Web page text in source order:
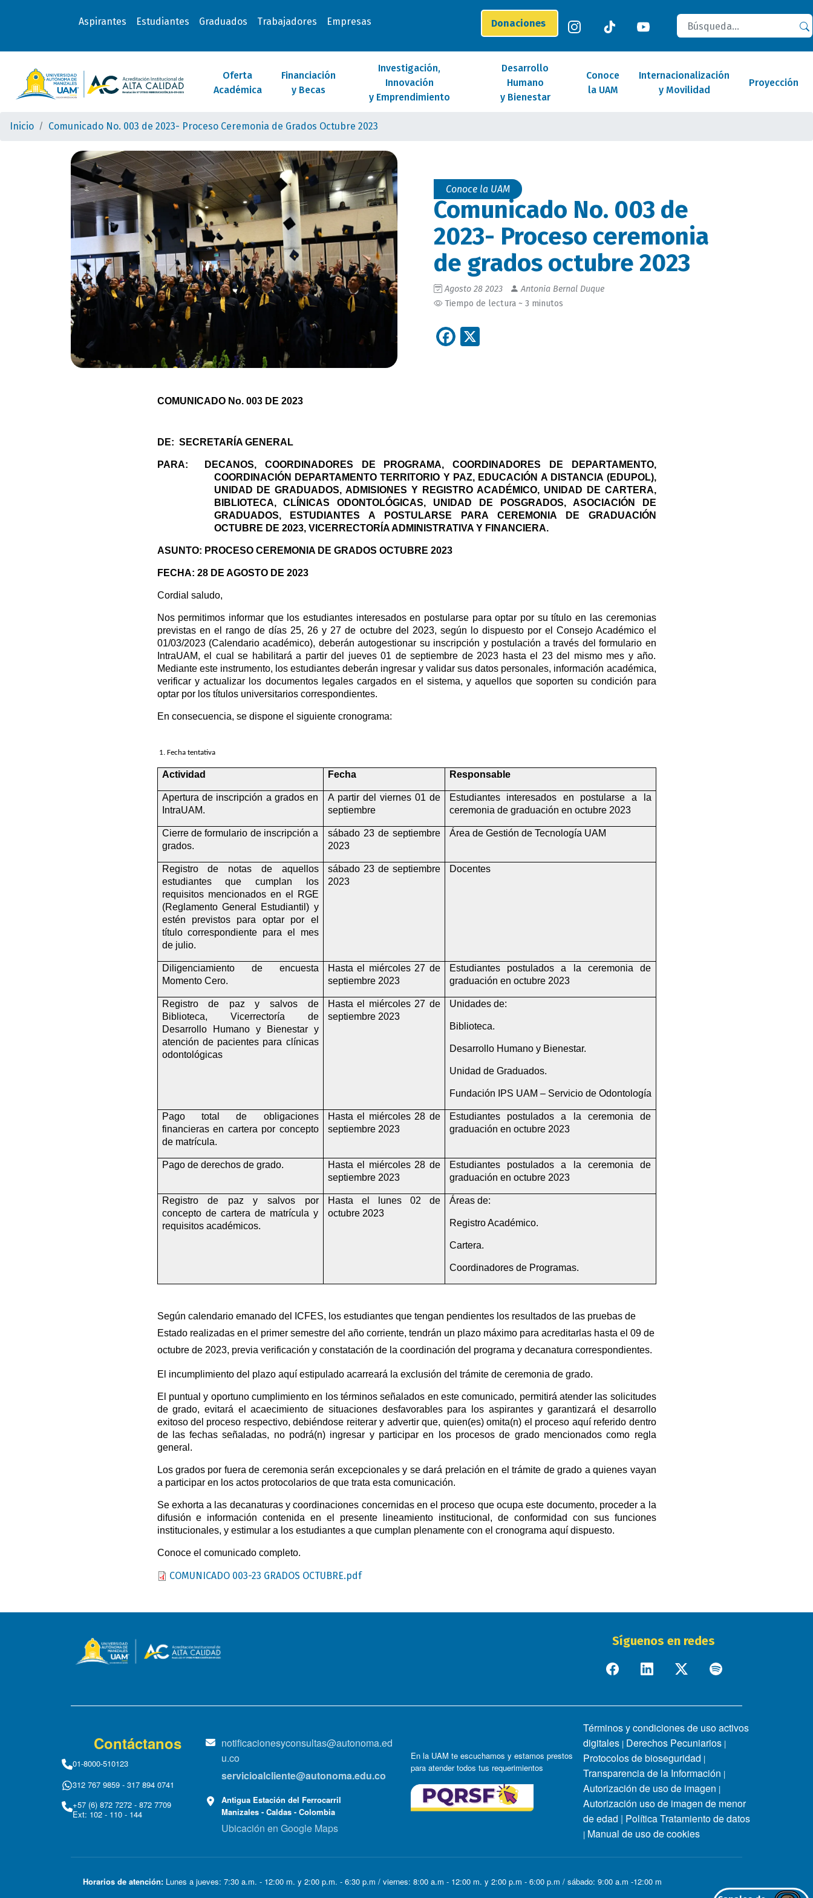
Aspirantes Estudiantes Graduados Trabajadores Empresas Donaciones
Buscar
Oferta
Académica
Financiación
y Becas
Investigación,
Innovación
y Emprendimiento
Desarrollo
Humano
y Bienestar
Conoce
la UAM
Internacionalización
y Movilidad
Proyección
Inicio Comunicado No. 003 de 2023- Proceso Ceremonia de Grados Octubre 2023
Conoce la UAM
Comunicado No. 003 de
2023- Proceso ceremonia
de grados octubre 2023
Agosto 28 2023
Antonia Bernal Duque
Tiempo de lectura ~ 3 minutos
Facebook
COMUNICADO No. 003 DE 2023
DE: SECRETARÍA GENERAL
PARA:
DECANOS, COORDINADORES DE PROGRAMA, COORDINADORES DE DEPARTAMENTO,
COORDINACIÓN DEPARTAMENTO TERRITORIO Y PAZ, EDUCACIÓN A DISTANCIA (EDUPOL),
UNIDAD DE GRADUADOS, ADMISIONES Y REGISTRO ACADÉMICO, UNIDAD DE CARTERA,
BIBLIOTECA, CLÍNICAS ODONTOLÓGICAS, UNIDAD DE POSGRADOS, ASOCIACIÓN DE
GRADUADOS, ESTUDIANTES A POSTULARSE PARA CEREMONIA DE GRADUACIÓN
OCTUBRE DE 2023, VICERRECTORÍA ADMINISTRATIVA Y FINANCIERA.
ASUNTO: PROCESO CEREMONIA DE GRADOS OCTUBRE 2023
FECHA: 28 DE AGOSTO DE 2023
Cordial saludo,
Nos permitimos informar que los estudiantes interesados en postularse para optar por su título en las ceremonias
previstas en el rango de días 25, 26 y 27 de octubre del 2023, según lo dispuesto por el Consejo Académico el
01/03/2023 (Calendario académico), deberán autogestionar su inscripción y postulación a través del formulario en
IntraUAM, el cual se habilitará a partir del jueves 01 de septiembre de 2023 hasta el 23 del mismo mes y año.
Mediante este instrumento, los estudiantes deberán ingresar y validar sus datos personales, información académica,
verificar y actualizar los documentos legales cargados en el sistema, y aquellos que soporten su condición para
optar por los títulos universitarios correspondientes.
En consecuencia, se dispone el siguiente cronograma:
1. Fecha tentativa
Actividad Fecha Responsable
Apertura de inscripción a grados en
IntraUAM.
A partir del viernes 01 de
septiembre
Estudiantes interesados en postularse a la
ceremonia de graduación en octubre 2023
Cierre de formulario de inscripción a
grados.
sábado 23 de septiembre
2023
Área de Gestión de Tecnología UAM
Registro de notas de aquellos
estudiantes que cumplan los
requisitos mencionados en el RGE
(Reglamento General Estudiantil) y
estén previstos para optar por el
título correspondiente para el mes
de julio.
sábado 23 de septiembre
2023
Docentes
Diligenciamiento de encuesta
Momento Cero.
Hasta el miércoles 27 de
septiembre 2023
Estudiantes postulados a la ceremonia de
graduación en octubre 2023
Registro de paz y salvos de
Biblioteca, Vicerrectoría de
Desarrollo Humano y Bienestar y
atención de pacientes para clínicas
odontológicas
Hasta el miércoles 27 de
septiembre 2023
Unidades de:
Biblioteca.
Desarrollo Humano y Bienestar.
Unidad de Graduados.
Fundación IPS UAM – Servicio de Odontología
Pago total de obligaciones
financieras en cartera por concepto
de matrícula.
Hasta el miércoles 28 de
septiembre 2023
Estudiantes postulados a la ceremonia de
graduación en octubre 2023
Pago de derechos de grado.
Hasta el miércoles 28 de
septiembre 2023
Estudiantes postulados a la ceremonia de
graduación en octubre 2023
Registro de paz y salvos por
concepto de cartera de matrícula y
requisitos académicos.
Hasta el lunes 02 de
octubre 2023
Áreas de:
Registro Académico.
Cartera.
Coordinadores de Programas.
Según calendario emanado del ICFES, los estudiantes que tengan pendientes los resultados de las pruebas de
Estado realizadas en el primer semestre del año corriente, tendrán un plazo máximo para acreditarlas hasta el 09 de
octubre de 2023, previa verificación y constatación de la coordinación del programa y decanatura correspondientes.
El incumplimiento del plazo aquí estipulado acarreará la exclusión del trámite de ceremonia de grado.
El puntual y oportuno cumplimiento en los términos señalados en este comunicado, permitirá atender las solicitudes
de grado, evitará el acaecimiento de situaciones desfavorables para los aspirantes y garantizará el desarrollo
exitoso del proceso respectivo, debiéndose reiterar y advertir que, quien(es) omita(n) el proceso aquí referido dentro
de las fechas señaladas, no podrá(n) ingresar y participar en los procesos de grado mencionados como regla
general.
Los grados por fuera de ceremonia serán excepcionales y se dará prelación en el trámite de grado a quienes vayan
a participar en los actos protocolarios de que trata esta comunicación.
Se exhorta a las decanaturas y coordinaciones concernidas en el proceso que ocupa este documento, proceder a la
difusión e información contenida en el presente lineamiento institucional, de conformidad con sus funciones
institucionales, y estimular a los estudiantes a que cumplan plenamente con el cronograma aquí dispuesto.
Conoce el comunicado completo.
Document
COMUNICADO 003-23 GRADOS OCTUBRE.pdf
Síguenos en redes
Contáctanos
01-8000-510123
312 767 9859 - 317 894 0741
+57 (6) 872 7272 - 872 7709
Ext: 102 - 110 - 144
notificacionesyconsultas@autonoma.ed
u.co
servicioalcliente@autonoma.edu.co
Antigua Estación del Ferrocarril
Manizales - Caldas - Colombia
Ubicación en Google Maps
En la UAM te escuchamos y estamos prestos
para atender todos tus requerimientos
Términos y condiciones de uso activos
digitales | Derechos Pecuniarios |
Protocolos de bioseguridad |
Transparencia de la Información |
Autorización de uso de imagen |
Autorización uso de imagen de menor
de edad | Política Tratamiento de datos
| Manual de uso de cookies
Horarios de atención: Lunes a jueves: 7:30 a.m. - 12:00 m. y 2:00 p.m. - 6:30 p.m / viernes: 8:00 a.m - 12:00 m. y 2:00 p.m - 6:00 p.m / sábado: 9:00 a.m -12:00 m